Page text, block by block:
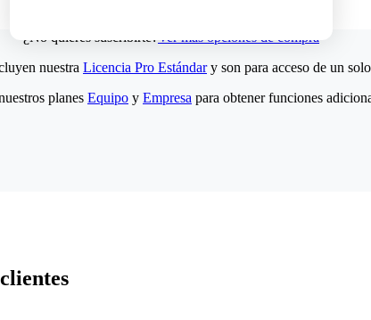
¿No quieres suscribirte?Ver más opciones de compra
nuestra Licencia Pro Estándary son para acceso de un
planes Equipo y Empresa para obtener funciones